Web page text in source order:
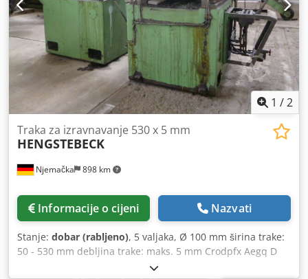
1 /2
Njemačka 898 km
Traka za izravnavanje 530 x 5 mm
HENGSTEBECK
Informacije o cijeni Nazvati
Stanje: dobar (rabljeno), 5 valjaka, Ø 100 mm širina trake:
50 - 530 mm debljina trake: maks. 5 mm Crodpfx Aegq D